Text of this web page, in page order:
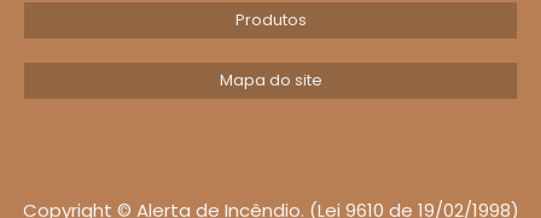
Produtos
Mapa do site
Copyright © Alerta de Incêndio. (Lei 9610 de 19/02/1998)